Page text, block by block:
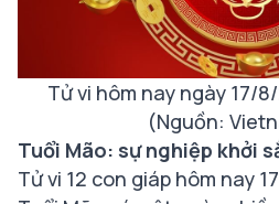
Tử vi hôm nay ngày 17/
(Nguồn:
Tuổi Mão: sự nghiệp khởi
Tử vi 12 con giáp hôm nay